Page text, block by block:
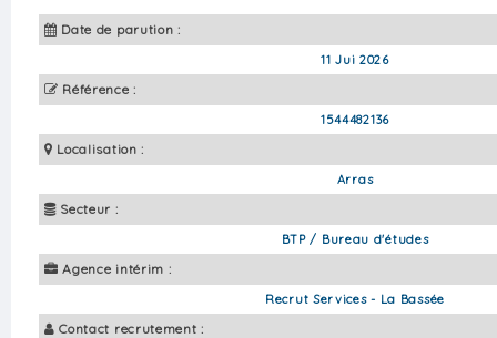
Date de parution :
11 Jui 2026
Référence :
1544482136
Localisation :
Arras
Secteur :
BTP / Bureau d'études
Agence intérim :
Recrut Services - La Bassée
Contact recrutement :